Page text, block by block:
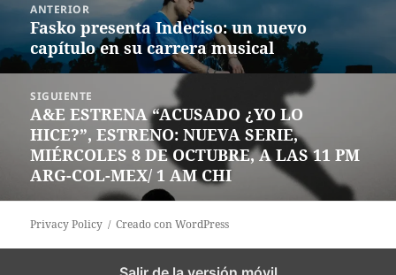
entradas
ANTERIOR
Entrada
anterior:
Fasko presenta Indeciso: un nuevo
capítulo en su carrera musical
SIGUIENTE
Siguiente
entrada:
A&E ESTRENA “ACUSADO ¿YO LO
HICE?”, ESTRENO: NUEVA SERIE,
MIÉRCOLES 8 DE OCTUBRE, A LAS 11 PM
ARG-COL-MEX/ 1 AM CHI
Privacy Policy Creado con WordPress